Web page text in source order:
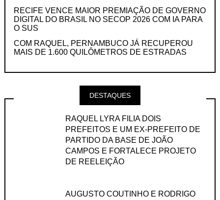
RECIFE VENCE MAIOR PREMIAÇÃO DE GOVERNO
DIGITAL DO BRASIL NO SECOP 2026 COM IA PARA
O SUS
COM RAQUEL, PERNAMBUCO JÁ RECUPEROU
MAIS DE 1.600 QUILÔMETROS DE ESTRADAS
DESTAQUES
RAQUEL LYRA FILIA DOIS
PREFEITOS E UM EX-PREFEITO DE
PARTIDO DA BASE DE JOÃO
CAMPOS E FORTALECE PROJETO
DE REELEIÇÃO
AUGUSTO COUTINHO E RODRIGO